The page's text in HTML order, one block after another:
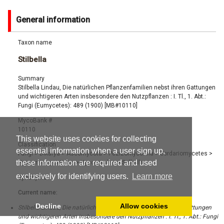
This website uses cookies for collecting
essential information when a user sign up,
these information are required and used
exclusively for identifying users.
Learn more
Decline Allow cookies
General information
Taxon name
Stilbella
Summary
Stilbella Lindau, Die natürlichen Pflanzenfamilien nebst ihren Gattungen
und wichtigeren Arten insbesondere den Nutzpflanzen : I. Tl., 1. Abt.:
Fungi (Eumycetes): 489 (1900) [MB#10110]
MycoBank #
10110
Classification
Fungi> Dikarya> Ascomycota> Pezizomycotina> Sordariomycetes >
Hypocreomycetidae> Hypocreales>Stilbella
Synonyms
Current name:
Stilbella Lindau, Die natürlichen Pflanzenfamilien nebst ihren Gattungen
und wichtigeren Arten insbesondere den Nutzpflanzen : I. Tl., 1. Abt.: Fungi